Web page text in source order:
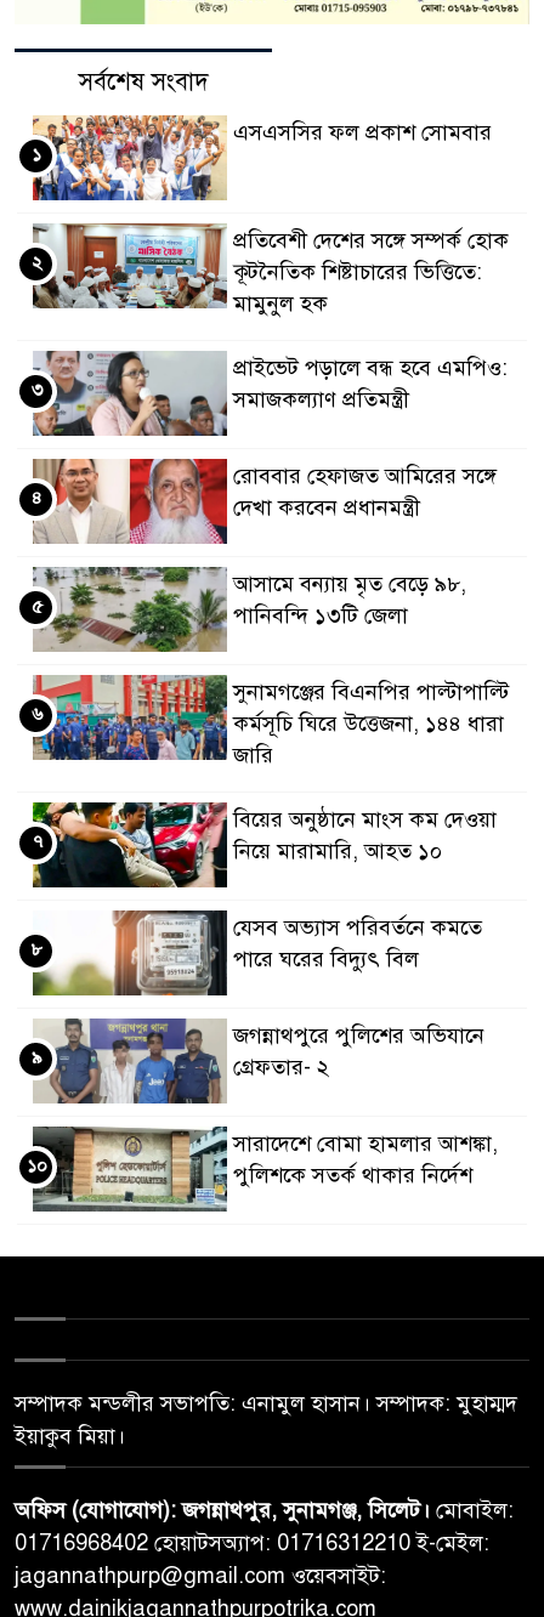
সর্বশেষ সংবাদ
এসএসসির ফল প্রকাশ সোমবার
১
প্রতিবেশী দেশের সঙ্গে সম্পর্ক হোক
কূটনৈতিক শিষ্টাচারের ভিত্তিতে:
মামুনুল হক
২
প্রাইভেট পড়ালে বন্ধ হবে এমপিও:
সমাজকল্যাণ প্রতিমন্ত্রী
৩
রোববার হেফাজত আমিরের সঙ্গে
দেখা করবেন প্রধানমন্ত্রী
৪
আসামে বন্যায় মৃত বেড়ে ৯৮,
পানিবন্দি ১৩টি জেলা
৫
সুনামগঞ্জের বিএনপির পাল্টাপাল্টি
কর্মসূচি ঘিরে উত্তেজনা, ১৪৪ ধারা
জারি
৬
বিয়ের অনুষ্ঠানে মাংস কম দেওয়া
নিয়ে মারামারি, আহত ১০
৭
যেসব অভ্যাস পরিবর্তনে কমতে
পারে ঘরের বিদ্যুৎ বিল
৮
জগন্নাথপুরে পুলিশের অভিযানে
গ্রেফতার- ২
৯
সারাদেশে বোমা হামলার আশঙ্কা,
পুলিশকে সতর্ক থাকার নির্দেশ
১০
সম্পাদক মন্ডলীর সভাপতি: এনামুল হাসান। সম্পাদক: মুহাম্মদ
ইয়াকুব মিয়া।
অফিস (যোগাযোগ): জগন্নাথপুর, সুনামগঞ্জ, সিলেট। মোবাইল:
01716968402 হোয়াটসঅ্যাপ: 01716312210 ই-মেইল:
jagannathpurp@gmail.com ওয়েবসাইট:
www.dainikjagannathpurpotrika.com